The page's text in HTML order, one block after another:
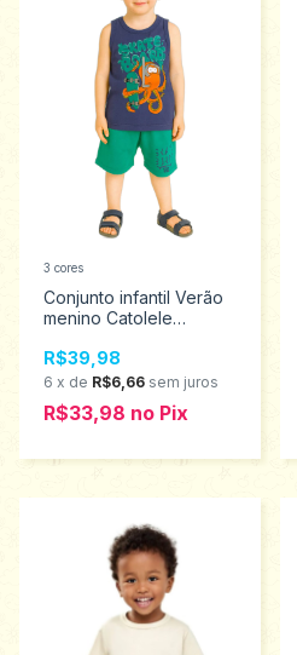
Conjunto infantil Verão
menino Catolele
R$39,98
6 x de R$6,66 sem juros
R$33,98 no Pix
3 cores